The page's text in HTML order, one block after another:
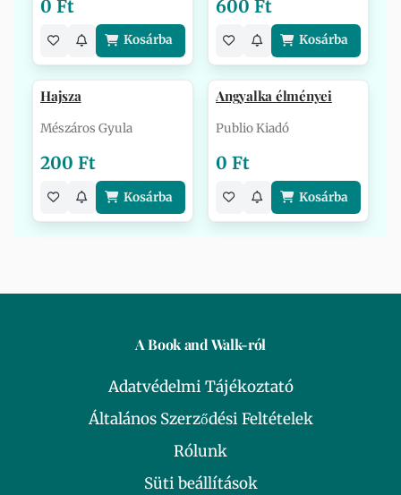
0 Ft
Kosárba
600 Ft
Kosárba
Hajsza
Mészáros Gyula
200 Ft
Kosárba
Angyalka élményei
Publio Kiadó
0 Ft
Kosárba
A Book and Walk-ról
Adatvédelmi Tájékoztató
Általános Szerződési Feltételek
Rólunk
Süti beállítások